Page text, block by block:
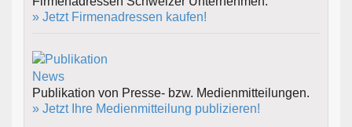
» Jetzt Firmenadressen kaufen!
Publikation von Presse- bzw. Medienmitteilungen.
» Jetzt Ihre Medienmitteilung publizieren!